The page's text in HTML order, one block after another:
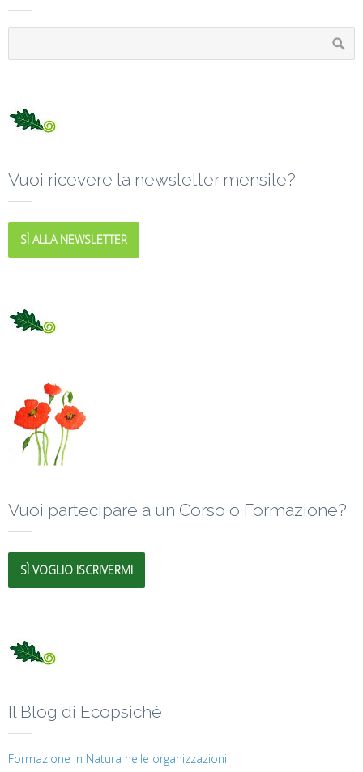
Vuoi ricevere la newsletter mensile?
SÌ ALLA NEWSLETTER
Vuoi partecipare a un Corso o Formazione?
SÌ VOGLIO ISCRIVERMI
Il Blog di Ecopsiché
Formazione in Natura nelle organizzazioni